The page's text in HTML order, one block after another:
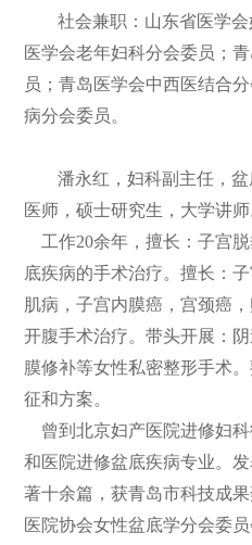
社会兼职：山东省医学
医学会老年妇科分会委员；
员；青岛医学会中西医结合
病分会委员。
潘永红，妇科副主任，
医师，硕士研究生，大学讲师
工作20余年，擅长：子宫
底疾病的手术治疗。擅长：
肌病，子宫内膜癌，宫颈癌
开腹手术治疗。带头开展：
膜修补等女性私密整形手术
征和方案。
曾到北京妇产医院进修妇
和医院进修盆底疾病专业。
著十余篇，获青岛市科技成
医院协会女性盆底学分会委